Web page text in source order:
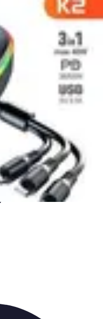
et AstucesStratégies et